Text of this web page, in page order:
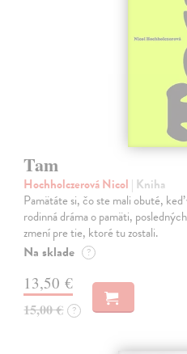
Tam
Hochholczerová Nicol | Kniha
Pamätáte si, čo ste mali obuté,
rodinná dráma o pamäti,
zmení pre tie, ktoré tu zostali.
Na sklade ?
13,50 €
15,00 € ?